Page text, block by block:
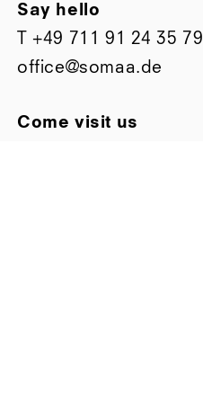
Say hello
T+49 711 91 24 35 79
office@somaa.de
Come visit us